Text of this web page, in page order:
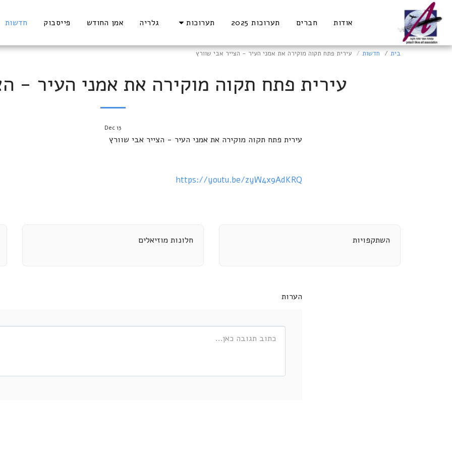
אודות חברים תערוכות 2025 תערוכות גלריה אמן החודש פייסבוק חדשות
בית חדשות עירית פתח תקוה מוקירה את אמני העיר - הצייר אבי שוורץ
עירית פתח תקוה מוקירה את אמני העיר -
13
Dec
עירית פתח תקוה מוקירה את אמני העיר - הצייר אבי שוורץ
https://youtu.be/zyW4x9AdKRQ
השתקפויות חלונות מוזיאלים
הערות